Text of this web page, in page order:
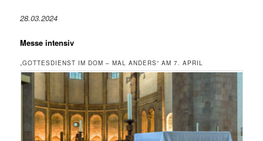
28.03.2024
Messe intensiv
„GOTTESDIENST IM DOM – MAL ANDERS“ AM 7. APRIL